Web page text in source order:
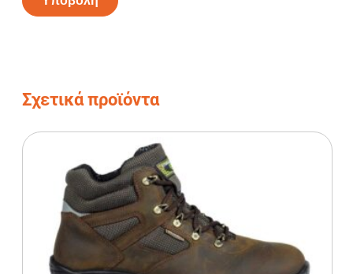
Σχετικά προϊόντα